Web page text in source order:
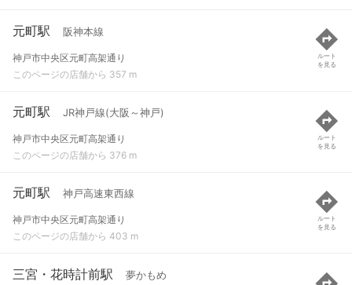
元町駅 阪神本線
神戸市中央区元町高架通り
このページの店舗から 357 m
ルート
を見る
元町駅 JR神戸線(大阪～神戸)
神戸市中央区元町高架通り
このページの店舗から 376 m
ルート
を見る
元町駅 神戸高速東西線
神戸市中央区元町高架通り
このページの店舗から 403 m
ルート
を見る
三宮・花時計前駅 夢かもめ